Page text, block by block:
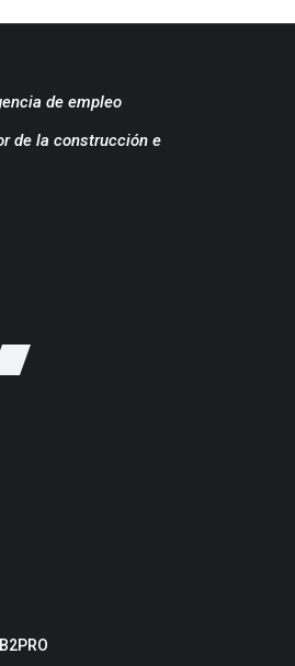
de empleo
de la construcción e